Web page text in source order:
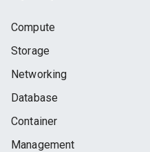
Compute
Storage
Networking
Database
Container
Management